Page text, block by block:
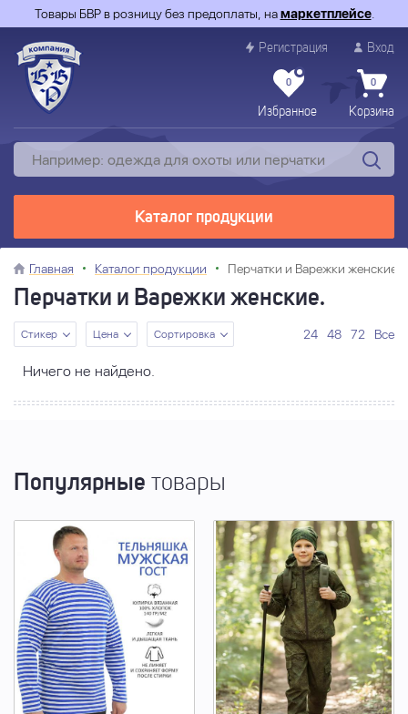
Товары БВР в розницу без предоплаты, намаркетплейсе.
Регистрация Вход
0
Избранное
0
Корзина
Каталог продукции
Главная Каталог продукции Перчатки и Варежки женские
Перчатки и Варежки женские.
Стикер Цена Сортировка 24 48 72 Все
Ничего не найдено.
Популярные товары